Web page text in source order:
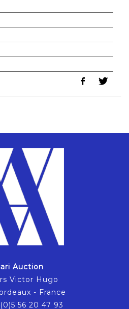
Auction
Victor Hugo
- France
56 20 47 93